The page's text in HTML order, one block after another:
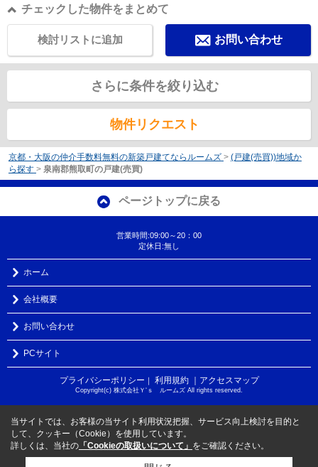
チェックした物件をまとめて
お問い合わせ
検討リストに追加
さらに条件を絞り込む
物件リクエスト
京都・大阪の仲介手数料無料の新築戸建てならルームズ > (戸建(売買))地域か
ら探す > 泉南郡熊取町の戸建(売買)
ページトップに戻る
営業時間:09:00～20：00
定休日:無し
ホーム
会社概要
お問い合わせ
PCサイト
プライバシーポリシー ｜ 利用規約 ｜アクセスマップ
Copyright(c) 株式会社Ｙ‘ｓ ルームズ All rights reserved.
当サイトでは、お客様の当サイト利用状況把握、サービス向上検討を目的と
して、クッキー（Cookie）を使用しています。
詳しくは、当社の 「Cookieの取扱いについて」 をご確認ください。